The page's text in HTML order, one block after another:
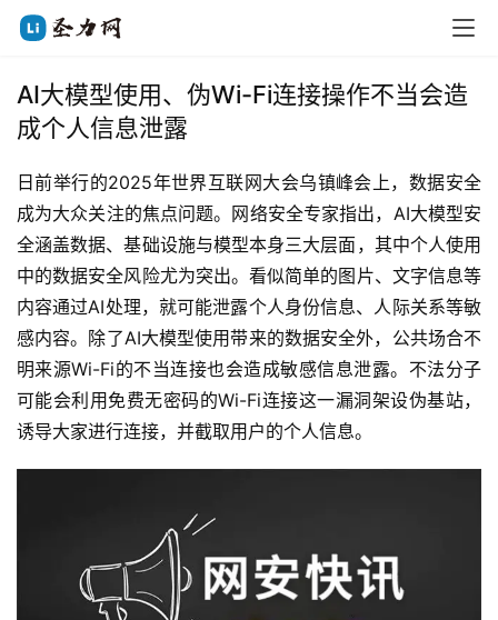
AI大模型使用、伪Wi-Fi连接操作不当会造
成个人信息泄露
日前举行的2025年世界互联网大会乌镇峰会上，数据安全
成为大众关注的焦点问题。网络安全专家指出，AI大模型安
全涵盖数据、基础设施与模型本身三大层面，其中个人使用
中的数据安全风险尤为突出。看似简单的图片、文字信息等
内容通过AI处理，就可能泄露个人身份信息、人际关系等敏
感内容。除了AI大模型使用带来的数据安全外，公共场合不
明来源Wi-Fi的不当连接也会造成敏感信息泄露。不法分子
可能会利用免费无密码的Wi-Fi连接这一漏洞架设伪基站，
诱导大家进行连接，并截取用户的个人信息。